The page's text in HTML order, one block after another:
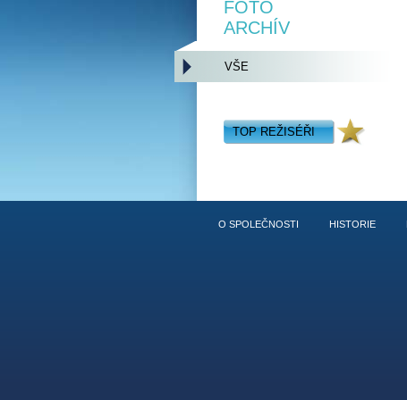
FOTO
ARCHÍV
VŠE
TOP REŽISÉŘI
O SPOLEČNOSTI HISTORIE